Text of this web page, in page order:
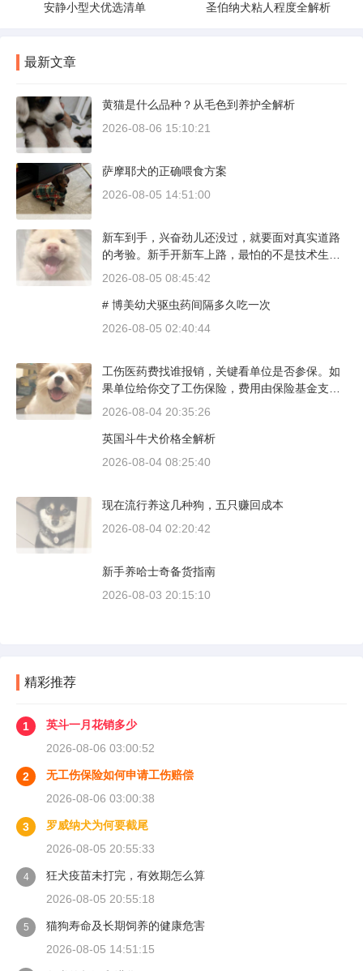
安静小型犬优选清单 圣伯纳犬粘人程度全解析
最新文章
黄猫是什么品种？从毛色到养护全解析
2026-08-06 15:10:21
萨摩耶犬的正确喂食方案
2026-08-05 14:51:00
新车到手，兴奋劲儿还没过，就要面对真实道路
的考验。新手开新车上路，最怕的不是技术生
疏，而是对车况和路况的双重陌生。磨合期内，
不超过100公里，这不是老司机的保守，而是活
塞和气缸壁需要时间完成精细贴合。多数车型说
2026-08-05 08:45:42
# 博美幼犬驱虫药间隔多久吃一次
2026-08-05 02:40:44
工伤医药费找谁报销，关键看单位是否参保。如
果单位给你交了工伤保险，费用由保险基金支
付；要是单位没参保，那就由单位自己掏钱。很
又推给医保，两边扯皮耽误治疗。这篇就把这事
讲清楚。
2026-08-04 20:35:26
英国斗牛犬价格全解析
2026-08-04 08:25:40
现在流行养这几种狗，五只赚回成本
2026-08-04 02:20:42
新手养哈士奇备货指南
2026-08-03 20:15:10
精彩推荐
1
英斗一月花销多少
2026-08-06 03:00:52
2
无工伤保险如何申请工伤赔偿
2026-08-06 03:00:38
3
罗威纳犬为何要截尾
2026-08-05 20:55:33
4
狂犬疫苗未打完，有效期怎么算
2026-08-05 20:55:18
5
猫狗寿命及长期饲养的健康危害
2026-08-05 14:51:15